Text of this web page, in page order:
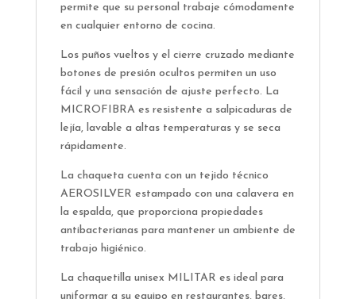
permite que su personal trabaje cómodamente
en cualquier entorno de cocina.
Los puños vueltos y el cierre cruzado mediante
botones de presión ocultos permiten un uso
fácil y una sensación de ajuste perfecto. La
MICROFIBRA es resistente a salpicaduras de
lejía, lavable a altas temperaturas y se seca
rápidamente.
La chaqueta cuenta con un tejido técnico
AEROSILVER estampado con una calavera en
la espalda, que proporciona propiedades
antibacterianas para mantener un ambiente de
trabajo higiénico.
La chaquetilla unisex MILITAR es ideal para
uniformar a su equipo en restaurantes, bares,